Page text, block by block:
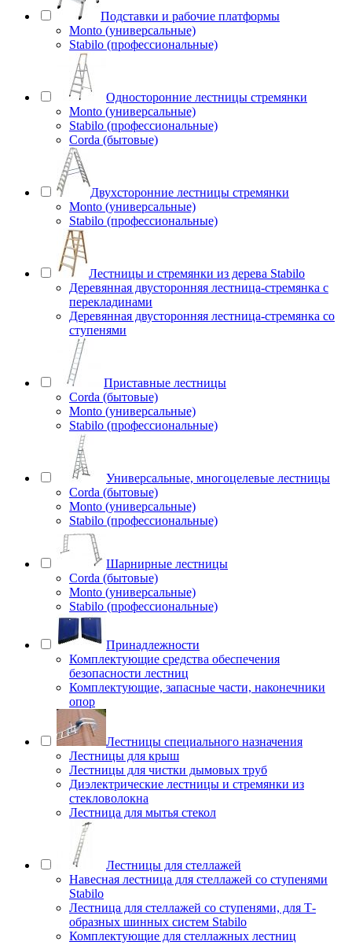
Подставки и рабочие платформы
Monto (универсальные)
Stabilo (профессиональные)
Односторонние лестницы стремянки
Monto (универсальные)
Stabilo (профессиональные)
Corda (бытовые)
Двухсторонние лестницы стремянки
Monto (универсальные)
Stabilo (профессиональные)
Лестницы и стремянки из дерева Stabilo
Деревянная двусторонняя лестница-стремянка с
перекладинами
Деревянная двусторонняя лестница-стремянка со
ступенями
Приставные лестницы
Corda (бытовые)
Monto (универсальные)
Stabilo (профессиональные)
Универсальные, многоцелевые лестницы
Corda (бытовые)
Monto (универсальные)
Stabilo (профессиональные)
Шарнирные лестницы
Corda (бытовые)
Monto (универсальные)
Stabilo (профессиональные)
Принадлежности
Комплектующие средства обеспечения
безопасности лестниц
Комплектующие, запасные части, наконечники
опор
Лестницы специального назначения
Лестницы для крыш
Лестницы для чистки дымовых труб
Диэлектрические лестницы и стремянки из
стекловолокна
Лестница для мытья стекол
Лестницы для стеллажей
Навесная лестница для стеллажей со ступенями
Stabilo
Лестница для стеллажей со ступенями, для Т-
образных шинных систем Stabilo
Комплектующие для стеллажных лестниц